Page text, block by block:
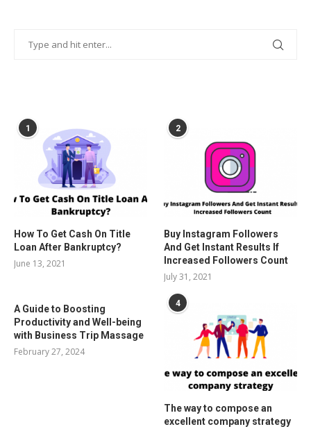
1
How To Get Cash On Title
Loan After Bankruptcy?
June 13, 2021
2
Buy Instagram Followers
And Get Instant Results If
Increased Followers Count
July 31, 2021
A Guide to Boosting
Productivity and Well-being
with Business Trip Massage
February 27, 2024
4
The way to compose an
excellent company strategy